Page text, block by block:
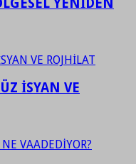
YENİDEN
İSYAN VE